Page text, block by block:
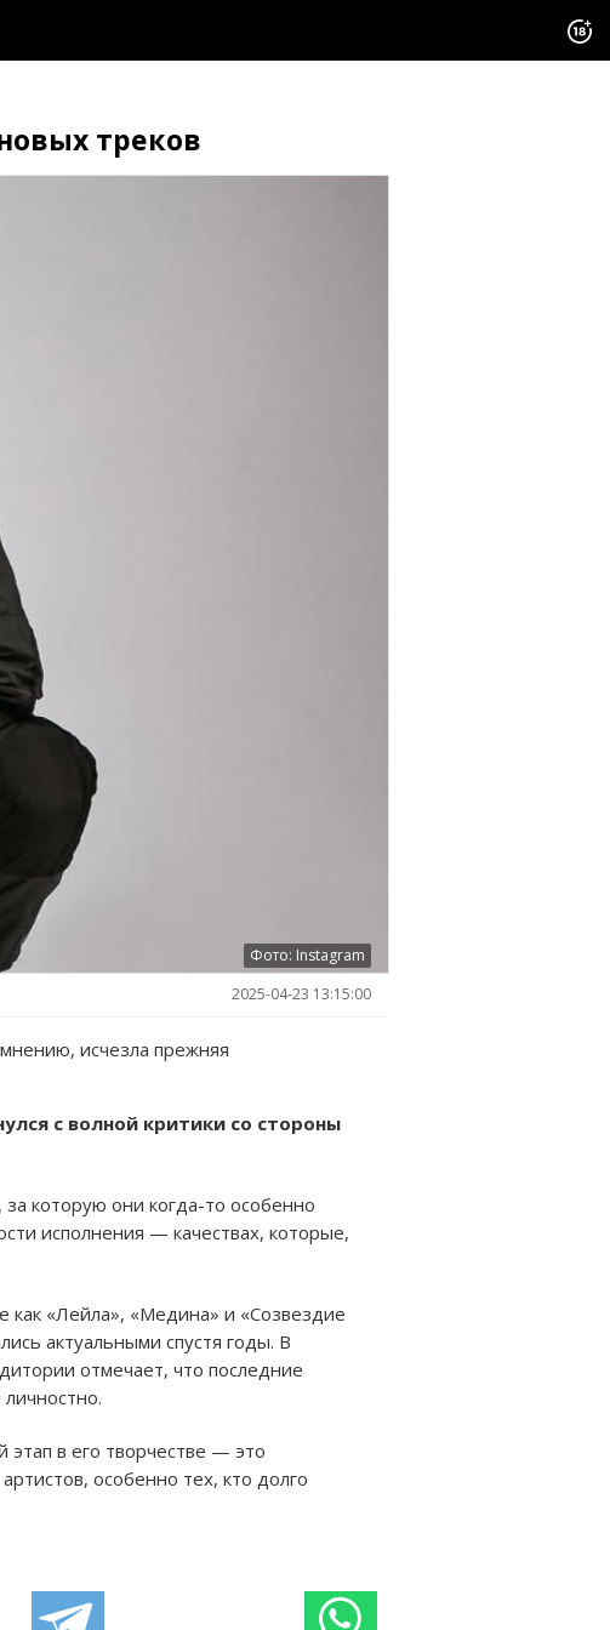
треков
Фото: Instagram
2025-04-23 13:15:00
исчезла прежняя
с волной критики со стороны
которую они когда-то особенно
исполнения — качествах, которые,
как «Лейла», «Медина» и «Созвездие
актуальными спустя годы. В
отмечает, что последние
в его творчестве — это
особенно тех, кто долго